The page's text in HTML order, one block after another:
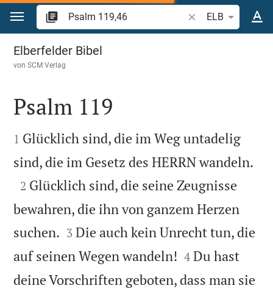
Zum Inhalt springen
Bibelstelle oder
ELB
Psalm 119
Elberfelder Bibel
vonSCM Verlag

Psalm 119

1 Glücklich sind, die im Weg untadelig
sind, die im Gesetz des HERRN wandeln.

2 Glücklich sind, die seine Zeugnisse
bewahren, die ihn von ganzem Herzen
suchen. 

3 Die auch kein Unrecht tun, die
auf seinen Wegen wandeln! 

4 Du hast
deine Vorschriften geboten, dass man sie